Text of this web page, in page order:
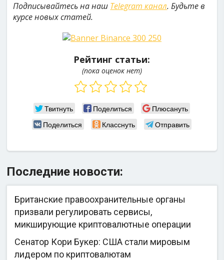
Подписывайтесь на наш Telegram канал. Будьте в
курсе новых статей.
Рейтинг статьи:
(пока оценок нет)
Твитнуть Поделиться
Плюсануть
Поделиться
Класснуть Отправить
Последние новости:
Британские правоохранительные органы
призвали регулировать сервисы,
микширующие криптовалютные операции
Сенатор Кори Букер: США стали мировым
лидером по криптовалютам